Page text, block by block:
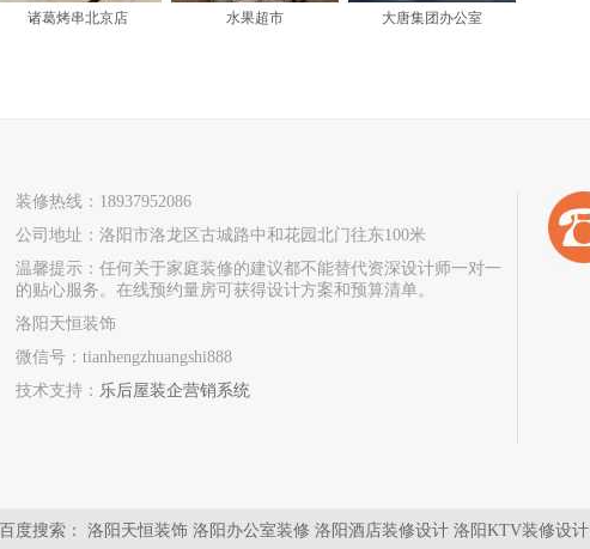
诸葛烤串北京店 水果超市 大唐集团办公室
装修热线：18937952086
公司地址：洛阳市洛龙区古城路中和花园北门往东100米
温馨提示：任何关于家庭装修的建议都不能替代资深设计师一对一
的贴心服务。在线预约量房可获得设计方案和预算清单。
洛阳天恒装饰
微信号：tianhengzhuangshi888
技术支持： 乐后屋装企营销系统
百度搜索： 洛阳天恒装饰 洛阳办公室装修 洛阳酒店装修设计 洛阳KTV装修设计